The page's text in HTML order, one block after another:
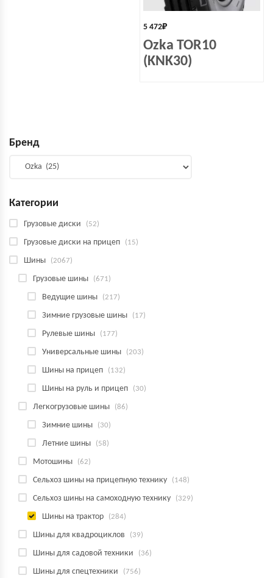
5 472₽
Ozka TOR10
(KNK30)
Бренд
Категории
Грузовые диски (52)
Грузовые диски на прицеп (15)
Шины (2067)
Грузовые шины (671)
Ведущие шины (217)
Зимние грузовые шины (17)
Рулевые шины (177)
Универсальные шины (203)
Шины на прицеп (132)
Шины на руль и прицеп (30)
Легкогрузовые шины (86)
Зимние шины (30)
Летние шины (58)
Мотошины (62)
Сельхоз шины на прицепную технику (148)
Сельхоз шины на самоходную технику (329)
Шины на трактор (284)
Шины для квадроциклов (39)
Шины для садовой техники (36)
Шины для спецтехники (756)